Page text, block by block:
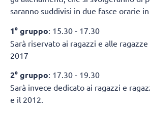
saranno suddivisi in due fasce orarie in
1° gruppo: 15.30 - 17.30
Sarà riservato ai ragazzi e alle
2017
2° gruppo: 17.30 - 19.30
Sarà invece dedicato ai ragazzi e
e il 2012.